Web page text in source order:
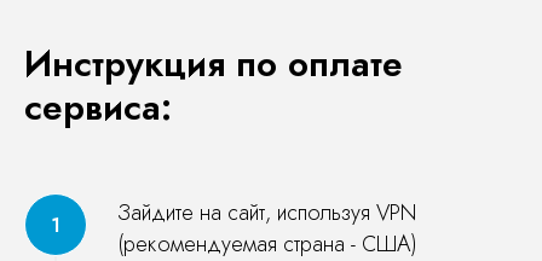
Инструкция по оплате
сервиса:
Зайдите на сайт, используя VPN
(рекомендуемая страна - США)